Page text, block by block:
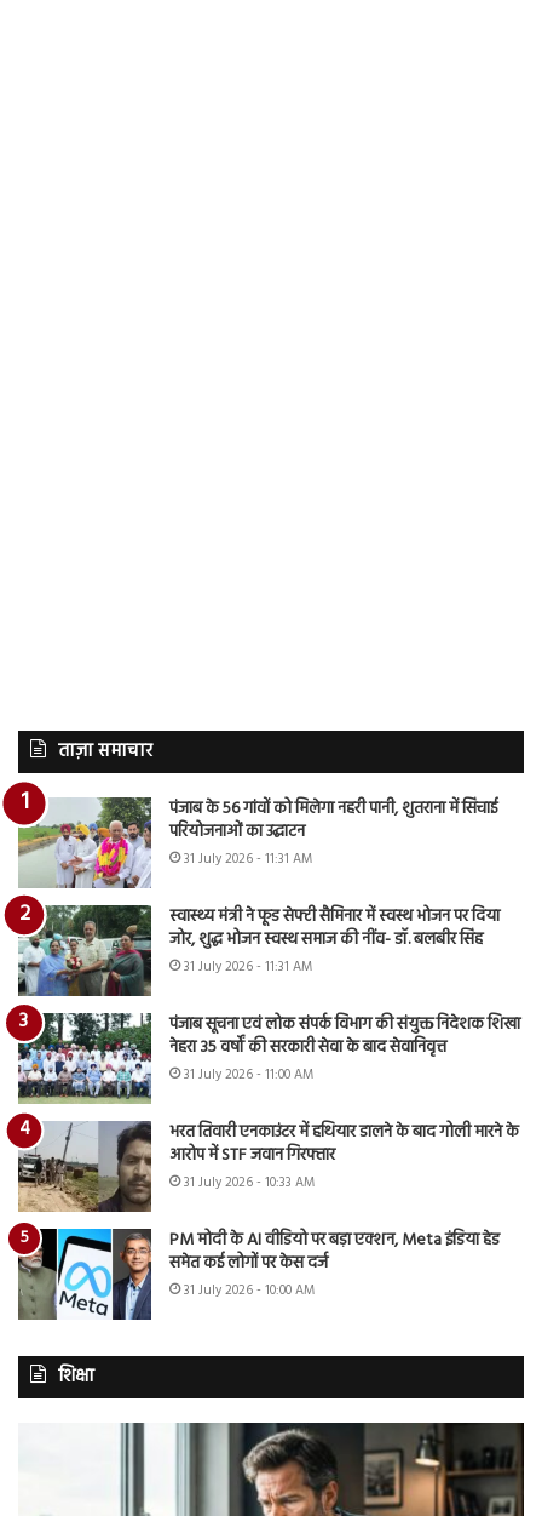
ताज़ा समाचार
पंजाब के 56 गांवों को मिलेगा नहरी पानी, शुतराना में सिंचाई
परियोजनाओं का उद्घाटन
31 July 2026 - 11:31 AM
स्वास्थ्य मंत्री ने फूड सेफ्टी सैमिनार में स्वस्थ भोजन पर दिया
जोर, शुद्ध भोजन स्वस्थ समाज की नींव- डॉ. बलबीर सिंह
31 July 2026 - 11:31 AM
पंजाब सूचना एवं लोक संपर्क विभाग की संयुक्त निदेशक शिखा
नेहरा 35 वर्षों की सरकारी सेवा के बाद सेवानिवृत्त
31 July 2026 - 11:00 AM
भरत तिवारी एनकाउंटर में हथियार डालने के बाद गोली मारने के
आरोप में STF जवान गिरफ्तार
31 July 2026 - 10:33 AM
PM मोदी के AI वीडियो पर बड़ा एक्शन, Meta इंडिया हेड
समेत कई लोगों पर केस दर्ज
31 July 2026 - 10:00 AM
शिक्षा